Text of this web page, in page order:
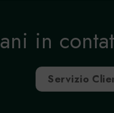
in
Servizio